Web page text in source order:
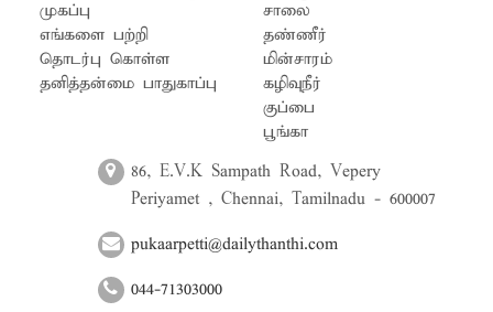
முகப்பு
எங்களை பற்றி
தொடர்பு கொள்ள
தனித்தன்மை பாதுகாப்பு
சாலை
தண்ணீர்
மின்சாரம்
கழிவுநீர்
குப்பை
பூங்கா
86, E.V.K Sampath Road, Vepery
Periyamet , Chennai, Tamilnadu - 600007
pukaarpetti@dailythanthi.com
044-71303000